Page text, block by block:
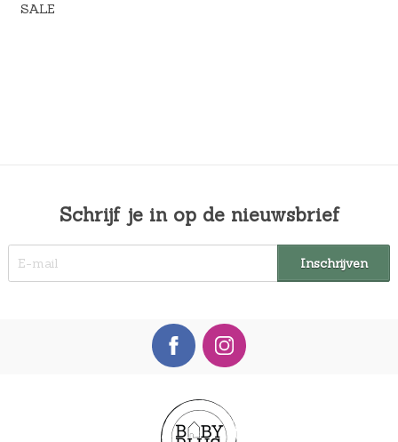
SALE
Schrijf je in op de nieuwsbrief